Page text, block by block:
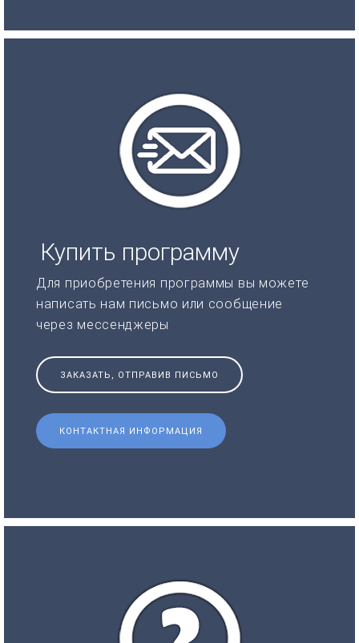
Купить программу
Для приобретения программы вы можете
написать нам письмо или сообщение
через мессенджеры
ЗАКАЗАТЬ, ОТПРАВИВ ПИСЬМО
КОНТАКТНАЯ ИНФОРМАЦИЯ